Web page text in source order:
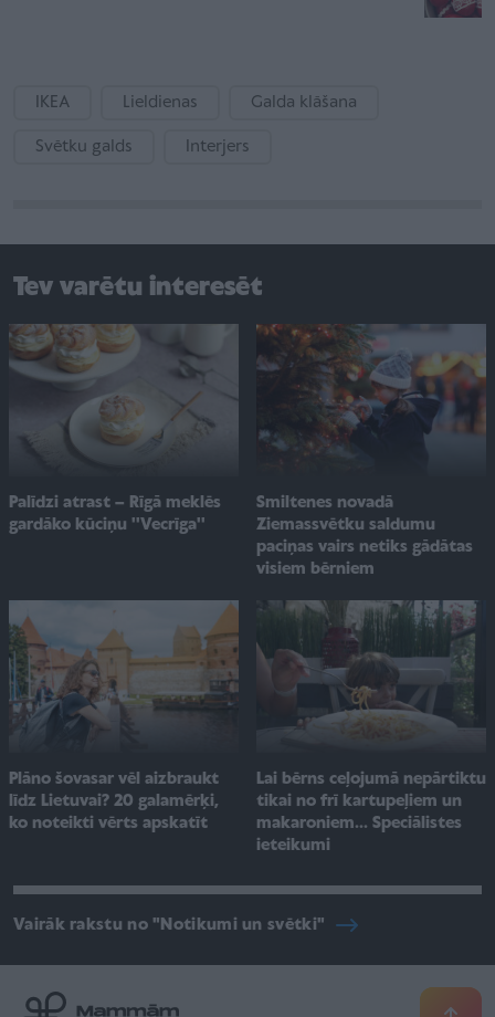
IKEA Lieldienas Galda klāšana
Svētku galds Interjers
Tev varētu interesēt
Palīdzi atrast – Rīgā meklēs
gardāko kūciņu ''Vecrīga''
Smiltenes novadā
Ziemassvētku saldumu
paciņas vairs netiks gādātas
visiem bērniem
Plāno šovasar vēl aizbraukt
līdz Lietuvai? 20 galamērķi,
ko noteikti vērts apskatīt
Lai bērns ceļojumā nepārtiktu
tikai no frī kartupeļiem un
makaroniem... Speciālistes
ieteikumi
Vairāk rakstu no "Notikumi un svētki"